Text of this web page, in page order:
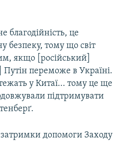
благодійність, це
безпеку, тому що світ
якщо [російський]
переможе в Україні.
у Китаї... тому це ще
підтримувати
допомоги Заходу